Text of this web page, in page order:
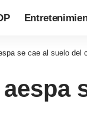
se cae al suelo del